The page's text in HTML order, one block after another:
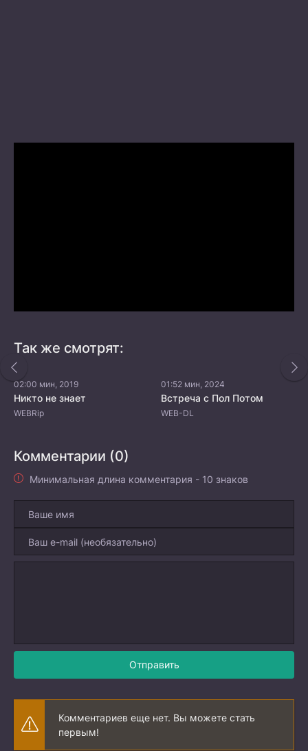
Так же смотрят:
02:00 мин, 2019
Никто не знает
WEBRip
01:52 мин, 2024
Встреча с Пол Потом
WEB-DL
Комментарии (0)
Минимальная длина комментария - 10 знаков
Отправить
Комментариев еще нет. Вы можете стать
первым!